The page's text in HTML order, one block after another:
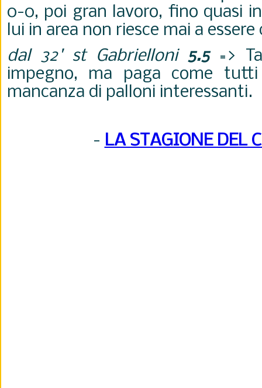
0-0, poi gran lavoro, fino quasi
lui in area non riesce mai a
dal 32' st Gabrielloni 5.5=>
impegno, ma paga come
mancanza di palloni interessanti.
- LA STAGIONE DEL